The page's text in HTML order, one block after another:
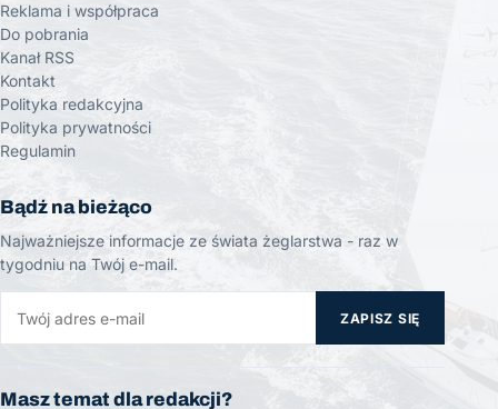
Reklama i współpraca
Do pobrania
Kanał RSS
Kontakt
Polityka redakcyjna
Polityka prywatności
Regulamin
Bądź na bieżąco
Najważniejsze informacje ze świata żeglarstwa - raz w
tygodniu na Twój e-mail.
ZAPISZ SIĘ
Masz temat dla redakcji?